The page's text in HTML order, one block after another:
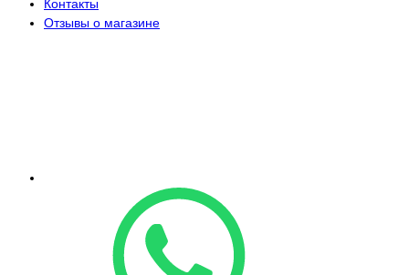
Контакты
Отзывы о магазине